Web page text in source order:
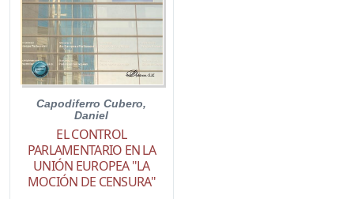
Capodiferro Cubero,
Daniel
EL CONTROL
PARLAMENTARIO EN LA
UNIÓN EUROPEA "LA
MOCIÓN DE CENSURA"